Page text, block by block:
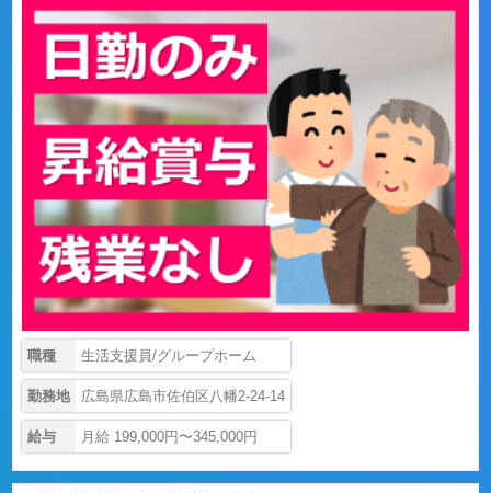
職種 生活支援員/グループホーム
勤務地 広島県広島市佐伯区八幡2-24-14
給与 月給 199,000円〜345,000円